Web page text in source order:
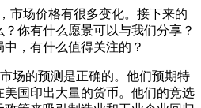
市场价格有很多变化。接下来的
你有什么愿景可以与我们分享？
，有什么值得关注的？
场的预测是正确的。他们预期特
国印出大量的货币。他们的竞选